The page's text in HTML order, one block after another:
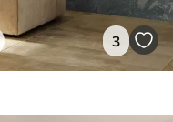
3